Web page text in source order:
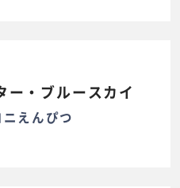
ー・ブルースカイ
ニえんぴつ